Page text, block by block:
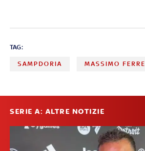
TAG:
SAMPDORIA MASSIMO
SERIE A: ALTRE NOTIZIE